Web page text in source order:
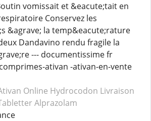
vomissait et &eacute;tait en
Conservez les
&agrave; la temp&eacute;rature
Dandavino rendu fragile la
--- documentissime fr
ativan -ativan-en-vente
Online Hydrocodon Livraison
Alprazolam